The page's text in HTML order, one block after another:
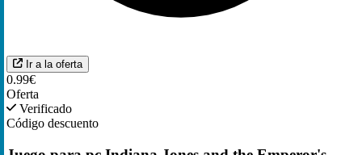
Ir a la oferta
0.99€
Oferta
Verificado
Código descuento